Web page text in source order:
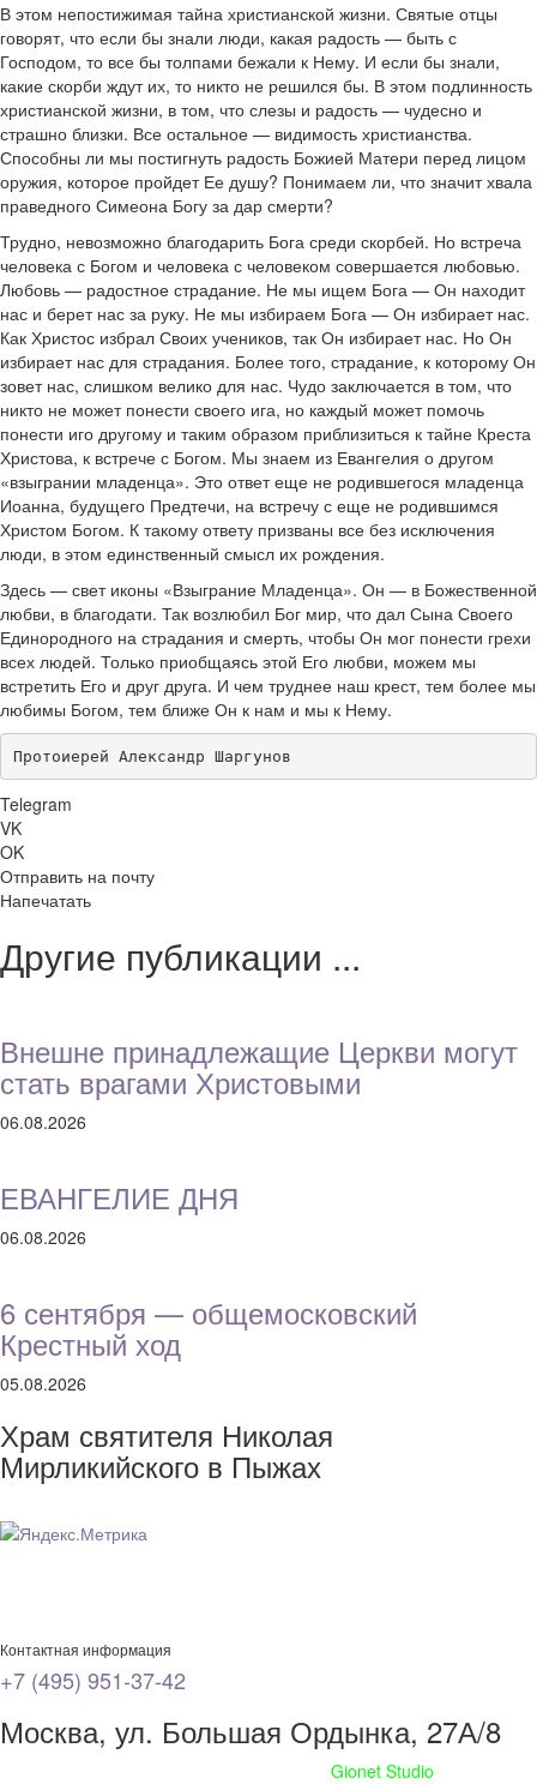
В этом непостижимая тайна христианской жизни. Святые отцы
говорят, что если бы знали люди, какая радость — быть с
Господом, то все бы толпами бежали к Нему. И если бы знали,
какие скорби ждут их, то никто не решился бы. В этом подлинность
христианской жизни, в том, что слезы и радость — чудесно и
страшно близки. Все остальное — видимость христианства.
Способны ли мы постигнуть радость Божией Матери перед лицом
оружия, которое пройдет Ее душу? Понимаем ли, что значит хвала
праведного Симеона Богу за дар смерти?
Трудно, невозможно благодарить Бога среди скорбей. Но встреча
человека с Богом и человека с человеком совершается любовью.
Любовь — радостное страдание. Не мы ищем Бога — Он находит
нас и берет нас за руку. Не мы избираем Бога — Он избирает нас.
Как Христос избрал Своих учеников, так Он избирает нас. Но Он
избирает нас для страдания. Более того, страдание, к которому Он
зовет нас, слишком велико для нас. Чудо заключается в том, что
никто не может понести своего ига, но каждый может помочь
понести иго другому и таким образом приблизиться к тайне Креста
Христова, к встрече с Богом. Мы знаем из Евангелия о другом
«взыгрании младенца». Это ответ еще не родившегося младенца
Иоанна, будущего Предтечи, на встречу с еще не родившимся
Христом Богом. К такому ответу призваны все без исключения
люди, в этом единственный смысл их рождения.
Здесь — свет иконы «Взыграние Младенца». Он — в Божественной
любви, в благодати. Так возлюбил Бог мир, что дал Сына Своего
Единородного на страдания и смерть, чтобы Он мог понести грехи
всех людей. Только приобщаясь этой Его любви, можем мы
встретить Его и друг друга. И чем труднее наш крест, тем более мы
любимы Богом, тем ближе Он к нам и мы к Нему.
Протоиерей Александр Шаргунов
Telegram
VK
OK
Отправить на почту
Напечатать
Другие публикации ...
Внешне принадлежащие Церкви могут
стать врагами Христовыми
06.08.2026
ЕВАНГЕЛИЕ ДНЯ
06.08.2026
6 сентября — общемосковский
Крестный ход
05.08.2026
Храм святителя Николая
Мирликийского в Пыжах
Контактная информация
+7 (495) 951-37-42
Москва, ул. Большая Ордынка, 27А/8
Gionet Studio